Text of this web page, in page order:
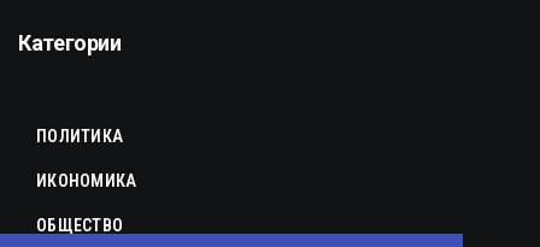
Категории
ПОЛИТИКА
ИКОНОМИКА
ОБЩЕСТВО